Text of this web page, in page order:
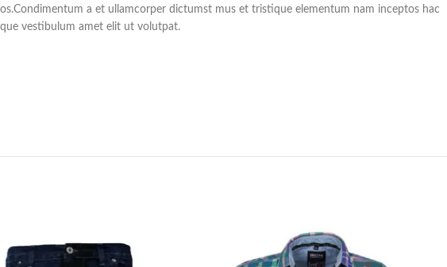
a et ullamcorper dictumst mus et tristique elementum nam inceptos hac
vestibulum amet elit ut volutpat.